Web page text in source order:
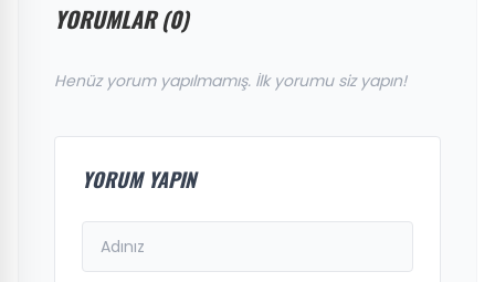
YORUMLAR (0)
Henüz yorum yapılmamış. İlk yorumu siz yapın!
YORUM YAPIN